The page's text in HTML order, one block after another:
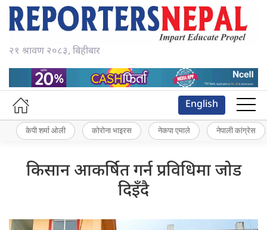
२१ श्रावण २०८३, बिहीबार
English
केपी शर्मा ओली कोरोना भाइरस नेकपा एमाले नेपाली कांग्रेस
किसान आकर्षित गर्न प्रविधिमा जोड
दिइँदै